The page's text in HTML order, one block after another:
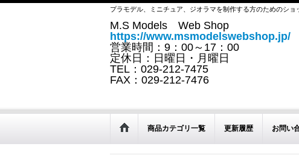
プラモデル、ミニチュア、ジオラマを制作する方のためのシ
M.S Models Web Shop
https://www.msmodelswebshop.jp/
営業時間：9：00～17：00
定休日：日曜日・月曜日
TEL：029-212-7475
FAX：029-212-7476
商品カテゴリ一覧 更新履歴 お問い